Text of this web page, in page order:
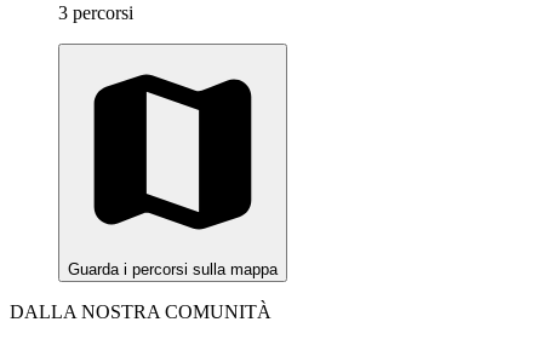
3 percorsi
Guarda i percorsi sulla mappa
DALLA NOSTRA COMUNITÀ